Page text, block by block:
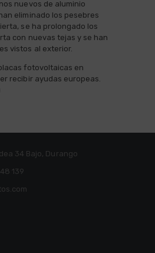
nuevos de aluminio
eliminado los pesebres
se ha prolongado los
con nuevas tejas y se han
vistos al exterior.
fotovoltaicas en
recibir ayudas europeas.
34 Bajo, Durango
139